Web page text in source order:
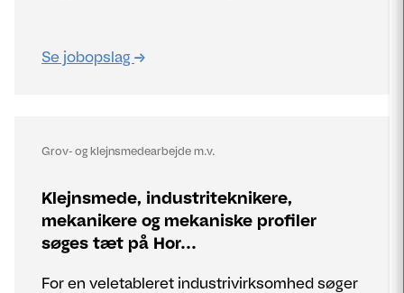
Se jobopslag
Grov- og klejnsmedearbejde m.v.
Klejnsmede, industriteknikere,
mekanikere og mekaniske profiler
søges tæt på Hor...
For en veletableret industrivirksomhed søger